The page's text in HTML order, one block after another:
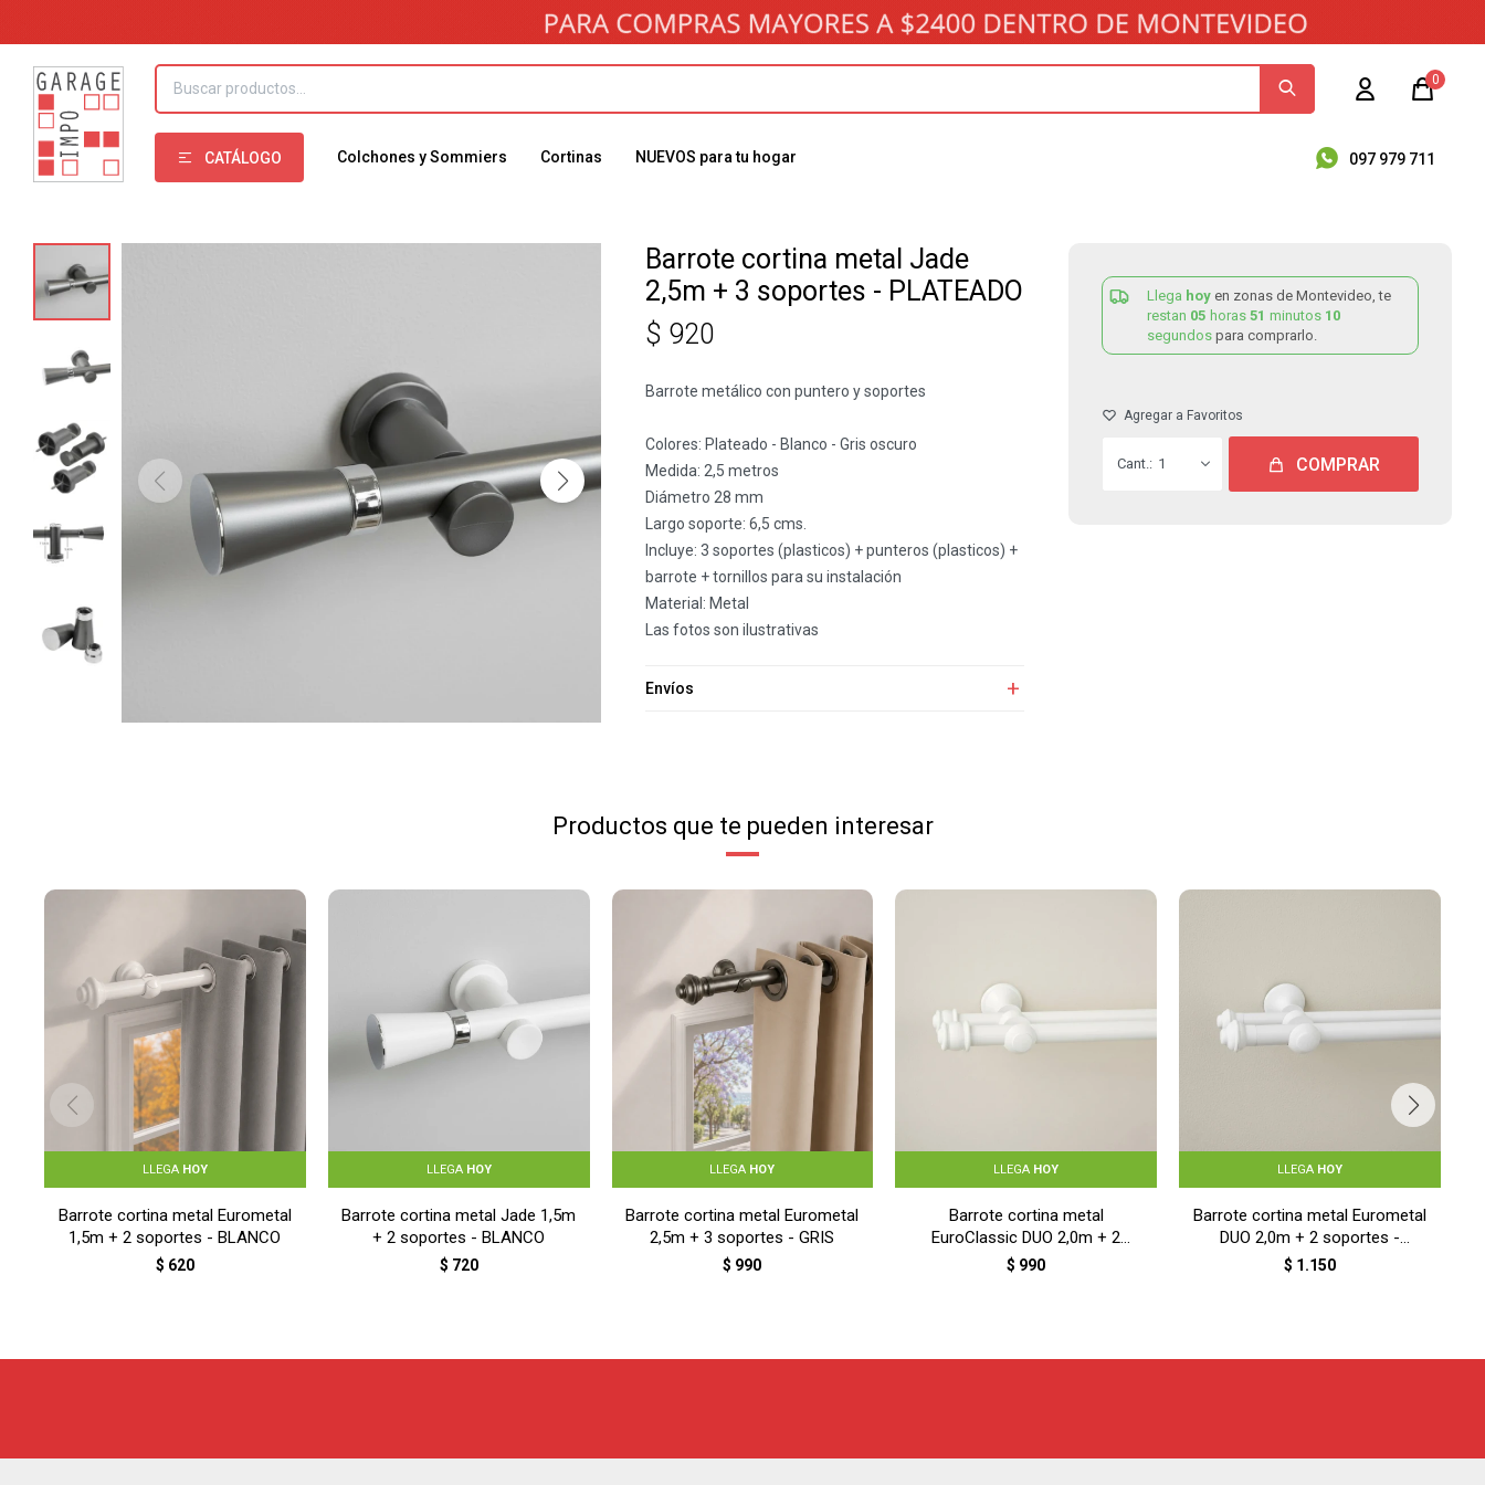
CATÁLOGO Colchones y Sommiers Cortinas NUEVOS para tu hogar 097 979 711
0
Barrote cortina metal Jade
2,5m + 3 soportes - PLATEADO
$ 920
Barrote metálico con puntero y soportes
Colores: Plateado - Blanco - Gris oscuro
Medida: 2,5 metros
Diámetro 28 mm
Largo soporte: 6,5 cms.
Incluye: 3 soportes (plasticos) + punteros (plasticos) +
barrote + tornillos para su instalación
Material: Metal
Las fotos son ilustrativas
Envíos
Llega hoy en zonas de Montevideo, te
restan 05 horas 51 minutos 10
segundos para comprarlo.
1 COMPRAR
Productos que te pueden interesar
LLEGA HOY
Barrote cortina metal Eurometal
1,5m + 2 soportes - BLANCO
$ 620
LLEGA HOY
Barrote cortina metal Jade 1,5m
+ 2 soportes - BLANCO
$ 720
LLEGA HOY
Barrote cortina metal Eurometal
2,5m + 3 soportes - GRIS
$ 990
LLEGA HOY
Barrote cortina metal
EuroClassic DUO 2,0m + 2
soportes - BLANCO
$ 990
LLEGA HOY
Barrote cortina metal Eurometal
DUO 2,0m + 2 soportes -
BLANCO
$ 1.150